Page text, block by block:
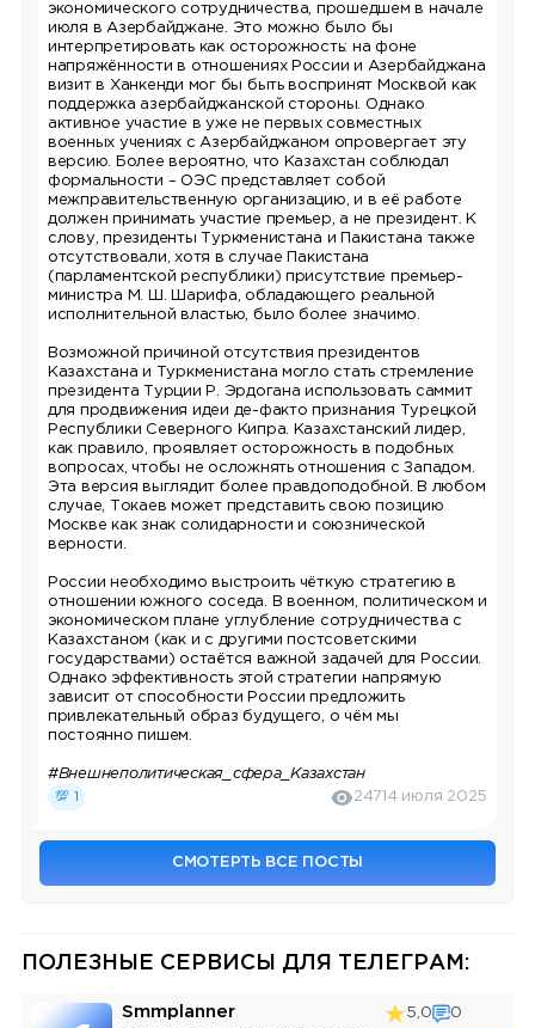
экономического сотрудничества, прошедшем в начале
июля в Азербайджане. Это можно было бы
интерпретировать как осторожность: на фоне
напряжённости в отношениях России и Азербайджана
визит в Ханкенди мог бы быть воспринят Москвой как
поддержка азербайджанской стороны. Однако
активное участие в уже не первых совместных
военных учениях с Азербайджаном опровергает эту
версию. Более вероятно, что Казахстан соблюдал
формальности – ОЭС представляет собой
межправительственную организацию, и в её работе
должен принимать участие премьер, а не президент. К
слову, президенты Туркменистана и Пакистана также
отсутствовали, хотя в случае Пакистана
(парламентской республики) присутствие премьер-
министра М. Ш. Шарифа, обладающего реальной
исполнительной властью, было более значимо.
Возможной причиной отсутствия президентов
Казахстана и Туркменистана могло стать стремление
президента Турции Р. Эрдогана использовать саммит
для продвижения идеи де-факто признания Турецкой
Республики Северного Кипра. Казахстанский лидер,
как правило, проявляет осторожность в подобных
вопросах, чтобы не осложнять отношения с Западом.
Эта версия выглядит более правдоподобной. В любом
случае, Токаев может представить свою позицию
Москве как знак солидарности и союзнической
верности.
России необходимо выстроить чёткую стратегию в
отношении южного соседа. В военном, политическом и
экономическом плане углубление сотрудничества с
Казахстаном (как и с другими постсоветскими
государствами) остаётся важной задачей для России.
Однако эффективность этой стратегии напрямую
зависит от способности России предложить
привлекательный образ будущего, о чём мы
постоянно пишем.
#Внешнеполитическая_сфера_Казахстан
💯 1 24714 июля 2025
СМОТЕРТЬ ВСЕ ПОСТЫ
ПОЛЕЗНЫЕ СЕРВИСЫ ДЛЯ ТЕЛЕГРАМ:
Smmplanner 5,0 0